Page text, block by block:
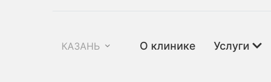
КАЗАНЬ О клинике Услуги